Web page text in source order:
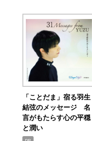
「ことだま」宿る羽生
結弦のメッセージ 名
言がもたらす心の平穏
と潤い